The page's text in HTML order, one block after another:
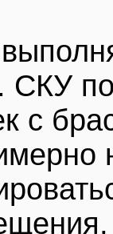
СКУ
с